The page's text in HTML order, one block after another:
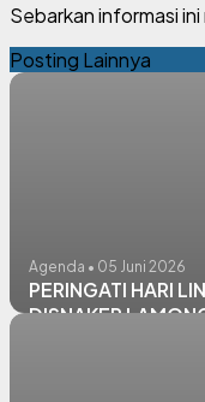
Sebarkan informasi
Posting Lainnya
Agenda • 05 Juni 2026
PERINGATI HARI
DISNAKER